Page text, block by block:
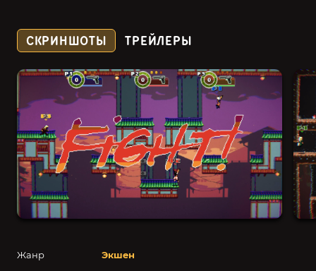
Жанр
Экшен
СКРИНШОТЫ ТРЕЙЛЕРЫ